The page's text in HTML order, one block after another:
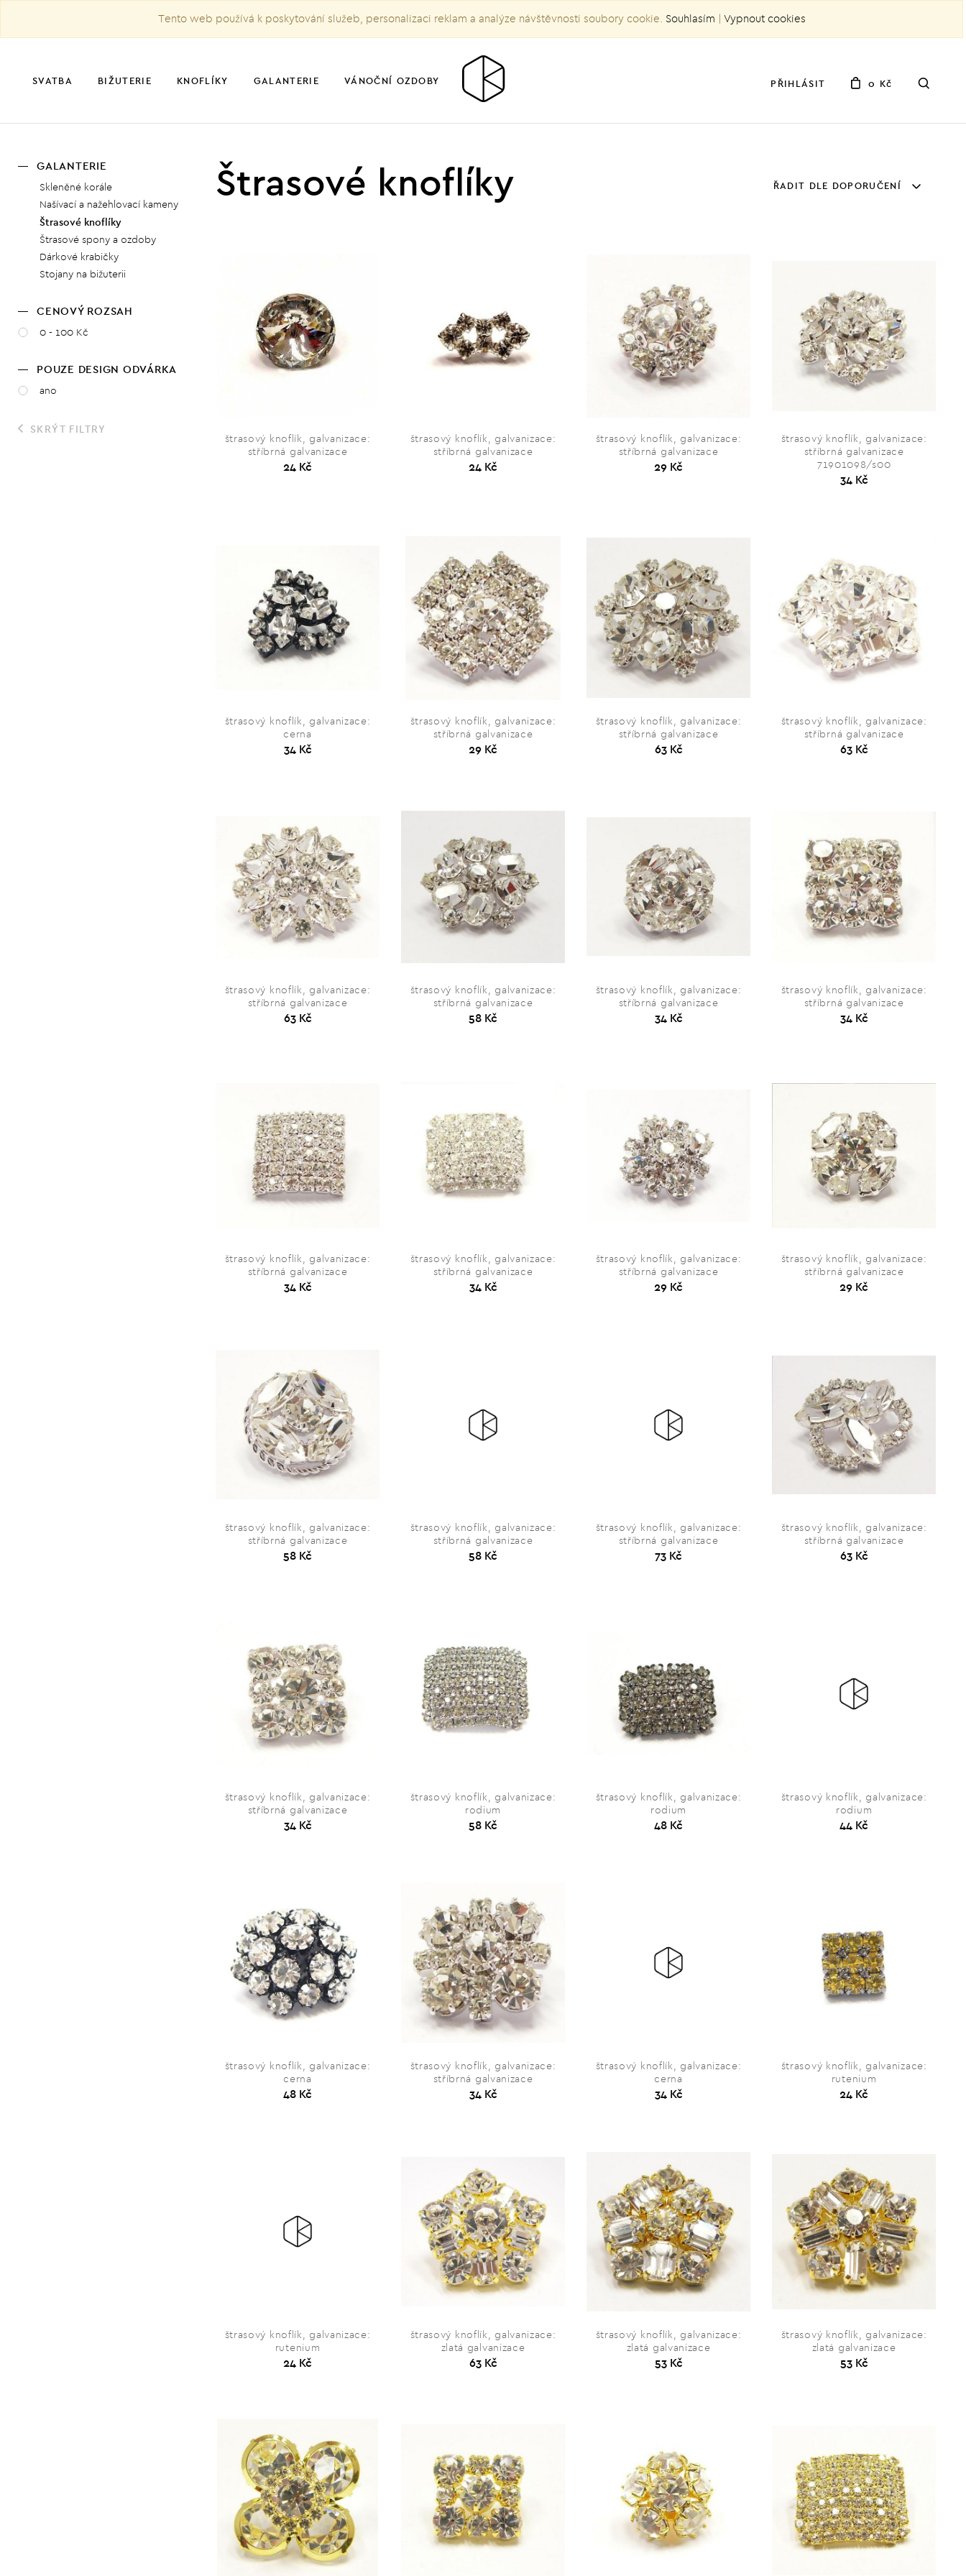
Tento web používá k poskytování služeb, personalizaci reklam a analýze návštěvnosti soubory cookie. Souhlasím | Vypnout cookies
SVATBA BIŽUTERIE KNOFLÍKY GALANTERIE VÁNOČNÍ OZDOBY PŘIHLÁSIT 0 Kč
GALANTERIE
Skleněné korále
Našívací a nažehlovací kameny
Štrasové knoflíky
Štrasové spony a ozdoby
Dárkové krabičky
Stojany na bižuterii
CENOVÝ ROZSAH
0 - 100 Kč
POUZE DESIGN ODVÁRKA
ano
SKRÝT FILTRY
Štrasové knoflíky ŘADIT DLE DOPORUČENÍ
štrasový knoflík, galvanizace:
stříbrná galvanizace
24 Kč
štrasový knoflík, galvanizace:
stříbrná galvanizace
24 Kč
štrasový knoflík, galvanizace:
stříbrná galvanizace
29 Kč
štrasový knoflík, galvanizace:
stříbrná galvanizace
71901098/s00
34 Kč
štrasový knoflík, galvanizace:
cerna
34 Kč
štrasový knoflík, galvanizace:
stříbrná galvanizace
29 Kč
štrasový knoflík, galvanizace:
stříbrná galvanizace
63 Kč
štrasový knoflík, galvanizace:
stříbrná galvanizace
63 Kč
štrasový knoflík, galvanizace:
stříbrná galvanizace
63 Kč
štrasový knoflík, galvanizace:
stříbrná galvanizace
58 Kč
štrasový knoflík, galvanizace:
stříbrná galvanizace
34 Kč
štrasový knoflík, galvanizace:
stříbrná galvanizace
34 Kč
štrasový knoflík, galvanizace:
stříbrná galvanizace
34 Kč
štrasový knoflík, galvanizace:
stříbrná galvanizace
34 Kč
štrasový knoflík, galvanizace:
stříbrná galvanizace
29 Kč
štrasový knoflík, galvanizace:
stříbrná galvanizace
29 Kč
štrasový knoflík, galvanizace:
stříbrná galvanizace
58 Kč
štrasový knoflík, galvanizace:
stříbrná galvanizace
58 Kč
štrasový knoflík, galvanizace:
stříbrná galvanizace
73 Kč
štrasový knoflík, galvanizace:
stříbrná galvanizace
63 Kč
štrasový knoflík, galvanizace:
stříbrná galvanizace
34 Kč
štrasový knoflík, galvanizace:
rodium
58 Kč
štrasový knoflík, galvanizace:
rodium
48 Kč
štrasový knoflík, galvanizace:
rodium
44 Kč
štrasový knoflík, galvanizace:
cerna
48 Kč
štrasový knoflík, galvanizace:
stříbrná galvanizace
34 Kč
štrasový knoflík, galvanizace:
cerna
34 Kč
štrasový knoflík, galvanizace:
rutenium
24 Kč
štrasový knoflík, galvanizace:
rutenium
24 Kč
štrasový knoflík, galvanizace:
zlatá galvanizace
63 Kč
štrasový knoflík, galvanizace:
zlatá galvanizace
53 Kč
štrasový knoflík, galvanizace:
zlatá galvanizace
53 Kč